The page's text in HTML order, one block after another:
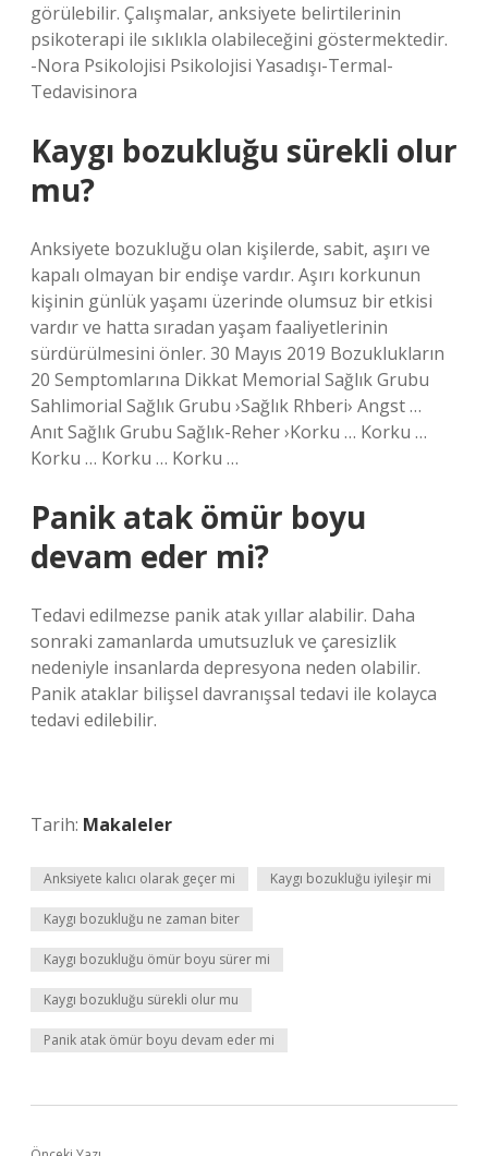
görülebilir. Çalışmalar, anksiyete belirtilerinin
psikoterapi ile sıklıkla olabileceğini göstermektedir.
-Nora Psikolojisi Psikolojisi Yasadışı-Termal-
Tedavisinora
Kaygı bozukluğu sürekli olur
mu?
Anksiyete bozukluğu olan kişilerde, sabit, aşırı ve
kapalı olmayan bir endişe vardır. Aşırı korkunun
kişinin günlük yaşamı üzerinde olumsuz bir etkisi
vardır ve hatta sıradan yaşam faaliyetlerinin
sürdürülmesini önler. 30 Mayıs 2019 Bozuklukların
20 Semptomlarına Dikkat Memorial Sağlık Grubu
Sahlimorial Sağlık Grubu ›Sağlık Rhberi› Angst …
Anıt Sağlık Grubu Sağlık-Reher ›Korku … Korku …
Korku … Korku … Korku …
Panik atak ömür boyu
devam eder mi?
Tedavi edilmezse panik atak yıllar alabilir. Daha
sonraki zamanlarda umutsuzluk ve çaresizlik
nedeniyle insanlarda depresyona neden olabilir.
Panik ataklar bilişsel davranışsal tedavi ile kolayca
tedavi edilebilir.
Tarih: Makaleler
Anksiyete kalıcı olarak geçer mi Kaygı bozukluğu iyileşir mi
Kaygı bozukluğu ne zaman biter
Kaygı bozukluğu ömür boyu sürer mi
Kaygı bozukluğu sürekli olur mu
Panik atak ömür boyu devam eder mi